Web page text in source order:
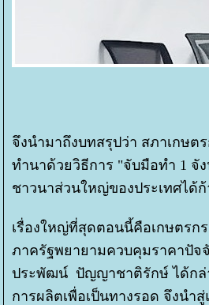
จึงนำมาถึงบทสรุปว่า สภาเกษต
ทำนาด้วยวิธีการ "จับมือทำ 1 จั
ชาวนาส่วนใหญ่ของประเทศได้
เรื่องใหญ่ที่สุดตอนนี้คือเกษตรก
ภาครัฐพยายามควบคุมราคาปั
ประพัฒน์ ปัญญาชาติรักษ์ ได้กล่
การผลิตเพื่อเป็นทางรอด จึงนำ